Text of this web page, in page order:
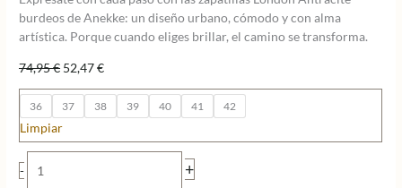
burdeos de Anekke: un diseño urbano, cómodo y con alma
artística. Porque cuando eliges brillar, el camino se transforma.
74,95€ El
precio
original
era:
74,95 €.
52,47€El
precio
actual
es:
52,47 €.
36 37 38 39 40 41 42
Limpiar
-
London
+